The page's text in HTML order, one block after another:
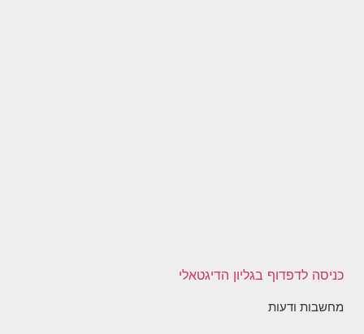
כניסה לדפדוף בגליון הדיגטאלי
מחשבות ודעות